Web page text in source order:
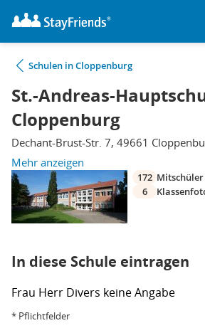
Schulen in Cloppenburg
St.-Andreas-
Cloppenburg
Dechant-Brust-Str. 7, 49661
Mehr anzeigen
172 Mitschüler
6
In diese Schule eintragen
Frau Herr Divers keine Angabe
* Pflichtfelder